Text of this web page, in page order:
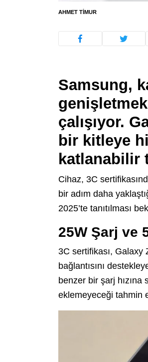
AHMET TIMUR
Samsung,
çalışıyor.
bir kitleye
katlanabilir
Cihaz, 3C
bir adım daha
2025’te tanıtılması
25W Şarj ve
3C sertifikası, Galaxy
bağlantısını
benzer bir şarj
eklemeyeceği tahmin